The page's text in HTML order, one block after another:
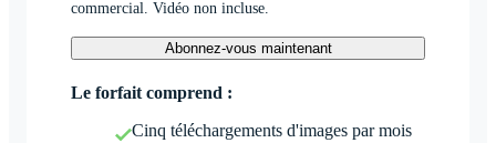
commercial. Vidéo non incluse.
Abonnez-vous maintenant
Le forfait comprend :
Cinq téléchargements d'images par mois